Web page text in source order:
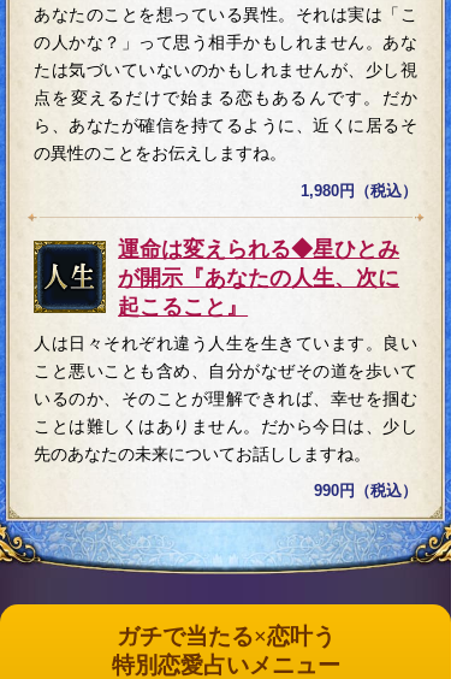
あなたのことを想っている異性。それは実は「こ
の人かな？」って思う相手かもしれません。あな
たは気づいていないのかもしれませんが、少し視
点を変えるだけで始まる恋もあるんです。だか
ら、あなたが確信を持てるように、近くに居るそ
の異性のことをお伝えしますね。
1,980円（税込）
運命は変えられる◆星ひとみ
が開示『あなたの人生、次に
起こること』
人は日々それぞれ違う人生を生きています。良い
こと悪いことも含め、自分がなぜその道を歩いて
いるのか、そのことが理解できれば、幸せを掴む
ことは難しくはありません。だから今日は、少し
先のあなたの未来についてお話ししますね。
990円（税込）
ガチで当たる×恋叶う
特別恋愛占いメニュー